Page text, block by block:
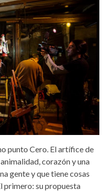
punto Cero. El artífice de
corazón y una
gente y que tiene cosas
primero: su propuesta